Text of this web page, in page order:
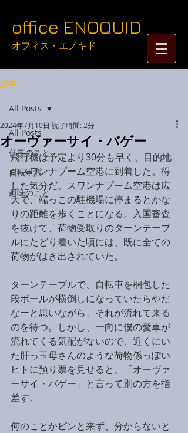
​​​​​​​​​​​​​​​​​​​office ENOQUID
オフィス・エノキド​​
記事
All Posts
仕事のこと
自転車旅
趣味のこと
All Posts
オーヴァーサイ・バゲー
2024年7月10日 読了時間: 2分
飛行機は予定より30分も早く、目的地
のスワンナプーム空港に到着した。得
した気分だ。スワンナプーム空港は広
大で、端っこの駐機場に停まるとかな
りの距離を歩くことになる。入国審査
を抜けて、荷物受取りのターンテーブ
ルにたどり着いた頃には、既に全ての
荷物がはき出されていた。
ターンテーブルで、自転車を梱包した
段ボールが横倒しになっていたらやだ
なーと思いながら、それが流れて来る
のを待つ。しかし、一向に僕の愛車が
流れてくる気配がないので、近くにい
た肝っ玉母さんのような荷物係っぽい
ヒトに預り票を見せると、「オーヴァ
ーサイ・バゲー」と言って別の方を指
差す。
何のことかピンと来ず、分からないと